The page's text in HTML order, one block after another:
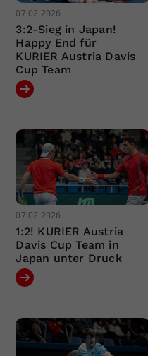
07.02.2026
3:2-Sieg in Japan!
Happy End für
KURIER Austria Davis
Cup Team
07.02.2026
1:2! KURIER Austria
Davis Cup Team in
Japan unter Druck